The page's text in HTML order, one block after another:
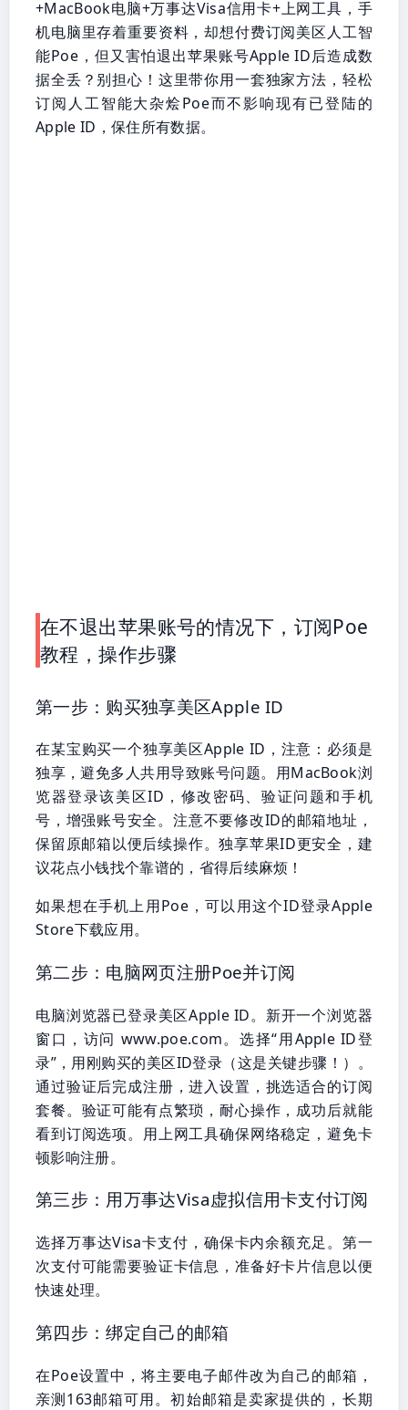
+MacBook电脑+万事达Visa信用卡+上网工具，手
机电脑里存着重要资料，却想付费订阅美区人工智
能Poe，但又害怕退出苹果账号Apple ID后造成数
据全丢？别担心！这里带你用一套独家方法，轻松
订阅人工智能大杂烩Poe而不影响现有已登陆的
Apple ID，保住所有数据。
在不退出苹果账号的情况下，订阅Poe
教程，操作步骤
第一步：购买独享美区Apple ID
在某宝购买一个独享美区Apple ID，注意：必须是
独享，避免多人共用导致账号问题。用MacBook浏
览器登录该美区ID，修改密码、验证问题和手机
号，增强账号安全。注意不要修改ID的邮箱地址，
保留原邮箱以便后续操作。独享苹果ID更安全，建
议花点小钱找个靠谱的，省得后续麻烦！
如果想在手机上用Poe，可以用这个ID登录Apple
Store下载应用。
第二步：电脑网页注册Poe并订阅
电脑浏览器已登录美区Apple ID。新开一个浏览器
窗口，访问 www.poe.com。选择“用Apple ID登
录”，用刚购买的美区ID登录（这是关键步骤！）。
通过验证后完成注册，进入设置，挑选适合的订阅
套餐。验证可能有点繁琐，耐心操作，成功后就能
看到订阅选项。用上网工具确保网络稳定，避免卡
顿影响注册。
第三步：用万事达Visa虚拟信用卡支付订阅
选择万事达Visa卡支付，确保卡内余额充足。第一
次支付可能需要验证卡信息，准备好卡片信息以便
快速处理。
第四步：绑定自己的邮箱
在Poe设置中，将主要电子邮件改为自己的邮箱，
亲测163邮箱可用。初始邮箱是卖家提供的，长期